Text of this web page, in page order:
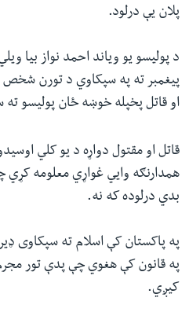
پلان یې درلود.
د پولیسو یو ویاند احمد نواز بیا
پیغمبر ته په سپکاوي د تورن
او قاتل پخپله خوښه ځان پولیسو ته
قاتل او مقتول دواړه د یو کلي
همدارنګه وایي غواړي معلومه
بدي درلوده که نه.
په پاکستان کې اسلام ته سپکاوی
په قانون کې هغوي چې پدې تور
کیږي.